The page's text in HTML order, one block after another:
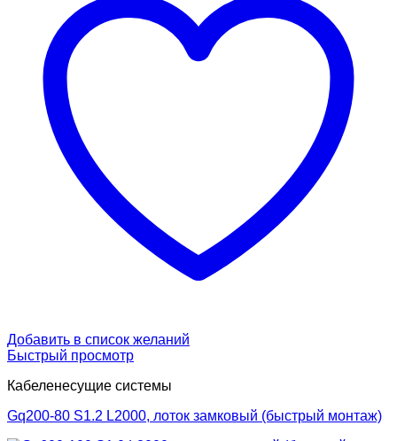
Добавить в список желаний
Быстрый просмотр
Кабеленесущие системы
Gq200-80 S1.2 L2000, лоток замковый (быстрый монтаж)